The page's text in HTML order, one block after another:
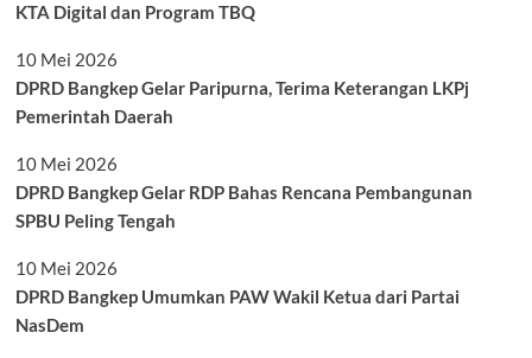
KTA Digital dan Program TBQ
10 Mei 2026
DPRD Bangkep Gelar Paripurna, Terima Keterangan LKPj
Pemerintah Daerah
10 Mei 2026
DPRD Bangkep Gelar RDP Bahas Rencana Pembangunan
SPBU Peling Tengah
10 Mei 2026
DPRD Bangkep Umumkan PAW Wakil Ketua dari Partai
NasDem